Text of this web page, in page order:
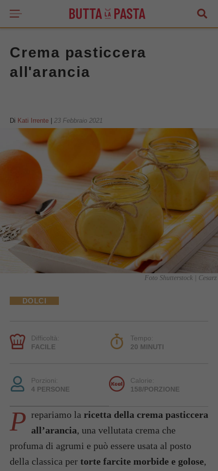
Crema pasticcera
all'arancia
Di Kati Irrente 23 Febbraio 2021
Foto Shutterstock | Cesarz
DOLCI
Difficoltà:
FACILE
Tempo:
20 MINUTI
Porzioni:
4 PERSONE
Calorie:
158/PORZIONE
P repariamo la ricetta della crema pasticcera
all’arancia, una vellutata crema che
profuma di agrumi e può essere usata al posto
della classica per torte farcite morbide e golose,